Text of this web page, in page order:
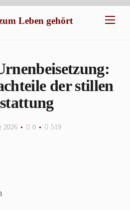
der stillen
2026 0 519